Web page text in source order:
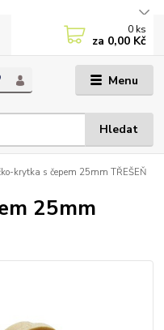
Menu
Hledat
0 ks
za 0,00 Kč
krytka s čepem 25mm TŘEŠEŇ
25mm